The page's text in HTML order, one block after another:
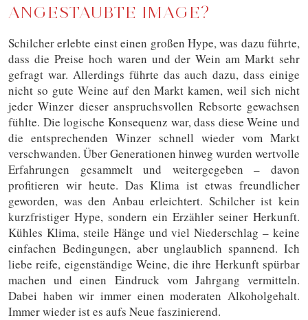
ANGESTAUBTE IMAGE?
Schilcher erlebte einst einen großen Hype, was dazu führte,
dass die Preise hoch waren und der Wein am Markt sehr
gefragt war. Allerdings führte das auch dazu, dass einige
nicht so gute Weine auf den Markt kamen, weil sich nicht
jeder Winzer dieser anspruchsvollen Rebsorte gewachsen
fühlte. Die logische Konsequenz war, dass diese Weine und
die entsprechenden Winzer schnell wieder vom Markt
verschwanden. Über Generationen hinweg wurden wertvolle
Erfahrungen gesammelt und weitergegeben – davon
profitieren wir heute. Das Klima ist etwas freundlicher
geworden, was den Anbau erleichtert. Schilcher ist kein
kurzfristiger Hype, sondern ein Erzähler seiner Herkunft.
Kühles Klima, steile Hänge und viel Niederschlag – keine
einfachen Bedingungen, aber unglaublich spannend. Ich
liebe reife, eigenständige Weine, die ihre Herkunft spürbar
machen und einen Eindruck vom Jahrgang vermitteln.
Dabei haben wir immer einen moderaten Alkoholgehalt.
Immer wieder ist es aufs Neue faszinierend.